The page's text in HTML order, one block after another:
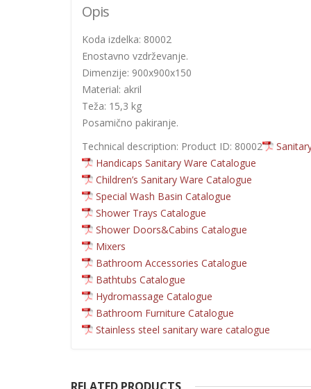
Opis
Koda izdelka: 80002
Enostavno vzdrževanje.
Dimenzije: 900x900x150
Material: akril
Teža: 15,3 kg
Posamično pakiranje.
Technical description: Product ID: 80002
Handicaps Sanitary Ware Catalogue
Children’s Sanitary Ware Catalogue
Special Wash Basin Catalogue
Shower Trays Catalogue
Shower Doors&Cabins Catalogue
Mixers
Bathroom Accessories Catalogue
Bathtubs Catalogue
Hydromassage Catalogue
Bathroom Furniture Catalogue
Stainless steel sanitary ware catalogue